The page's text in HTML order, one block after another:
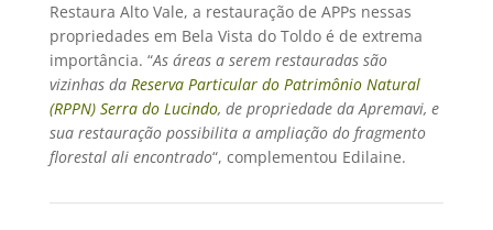
Restaura Alto Vale, a restauração de APPs nessas
propriedades em Bela Vista do Toldo é de extrema
importância. “As áreas a serem restauradas são
vizinhas da Reserva Particular do Patrimônio Natural
(RPPN) Serra do Lucindo, de propriedade da Apremavi, e
sua restauração possibilita a ampliação do fragmento
florestal ali encontrado“, complementou Edilaine.